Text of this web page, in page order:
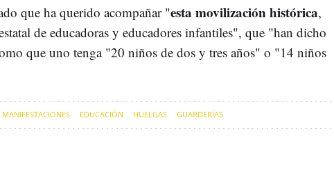
que ha querido acompañar "esta movilización histórica,
de educadoras y educadores infantiles", que "han dicho
que uno tenga "20 niños de dos y tres años" o "14 niños
MANIFESTACIONES EDUCACIÓN HUELGAS GUARDERÍAS